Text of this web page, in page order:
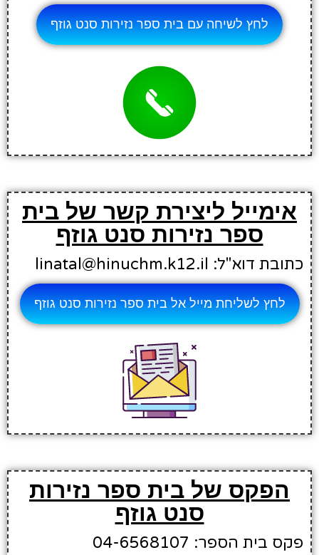
לחץ לשיחה עם בית ספר נזירות סנט גוזף
אימייל ליצירת קשר של בית
ספר נזירות סנט גוזף
כתובת דוא"ל: linatal@hinuchm.k12.il
לחץ לשליחת מייל אל בית ספר נזירות סנט גוזף
הפקס של בית ספר נזירות
סנט גוזף
פקס בית הספר: 04-6568107